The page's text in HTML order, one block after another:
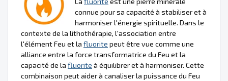
connue pour sa capacité à stabiliser et à
harmoniser l'énergie spirituelle. Dans le
contexte de la lithothérapie, l'association entre
l'élément Feu et la fluorite peut être vue comme une
alliance entre la force transformatrice du Feu et la
capacité de la fluorite à équilibrer et à harmoniser. Cette
combinaison peut aider à canaliser la puissance du Feu